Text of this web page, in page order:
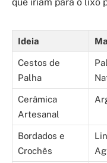
Ideia
Cestos de
Palha
Cerâmica
Artesanal
Bordados e
Crochês